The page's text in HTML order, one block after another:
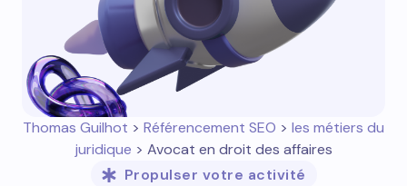
Thomas Guilhot > Référencement SEO > les métiers du
juridique > Avocat en droit des affaires
Propulser votre activité